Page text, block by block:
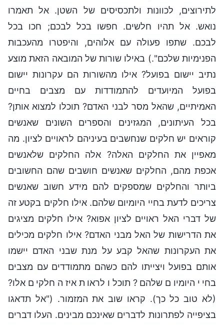
לתירוצים, לכוונות ולתכסיסים של השטן. אל תאמרו
נואש. אל תהיו חלשים. חפשו בכל לבכם; חכו בכל
לבכם. שתפו פעולה עם אלוהים, והיפטרו מהעכבות
הפנימיות שלכם".) באילו שורות של המובאה הזאת מוצע
נתיב יישום בפועל? אילו מהשורות הם עקרונות יישום
בפועל המיועדים להתמודדות עם מצבים בחיים
האמיתיים, שהאל מסר לבני האדם? תוכלו למצוא אותן?
בכל העיתונים, המגזינים והספרים השונים שאנשים
קוראים יש חלקים שנחשבים בעיניהם לראויים לציון. מה
מאפיין את החלקים האלה? אלה החלקים שלאנשים
אכפת מהם, החלקים שאנשים חושבים שהם החשובים
ביותר והחלקים שמספקים להם מידע חשוב שאנשים
צריכים לדעת בחיי היומיום שלהם. אילו חלקים בקטע זה
של דברי האל ראויים לציון אפוא? אילו חלקים מציגים
את הדרישות של האל מבני האדם? אילו חלקים מכילים
את העקרונות שהאל קבע על מנת שבני האדם יישמו
אותם בפועל ויצייתו להם כשהם מתמודדים עם מצבים
בחיי היומיום שלהם? תוכלו לראות איזה חלקים אלו?
(לא טוב כל כך). קראו שוב את המזמור. ("אל תדאגו
בציפייה לפתרונות לדברים שאינכם מבינים. העלו דברים